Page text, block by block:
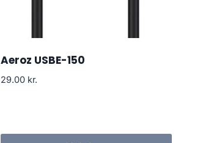
Aeroz USBE-150
29.00 kr.